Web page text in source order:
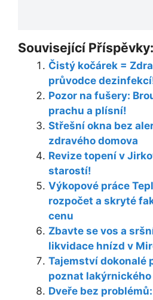
Související Příspěvky:
Čistý kočárek =
průvodce
Pozor na fušery:
prachu a plísní!
Střešní okna bez
zdravého domova
Revize topení v
starostí!
Výkopové práce
rozpočet a skryté
cenu
Zbavte se vos a
likvidace hnízd v
Tajemství dokonalé
poznat
Dveře bez